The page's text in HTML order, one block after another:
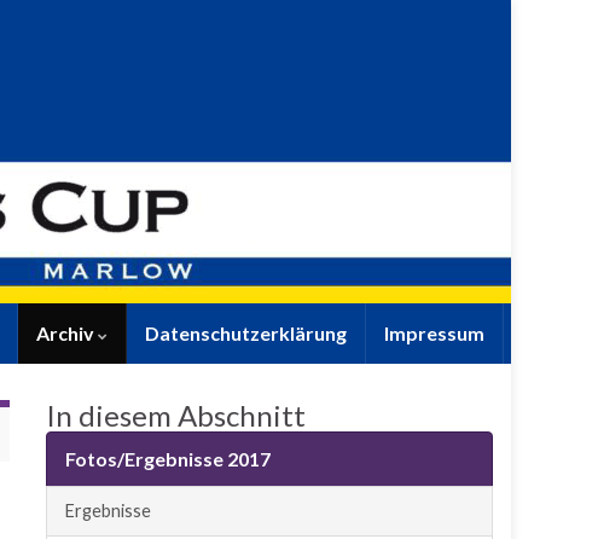
Archiv Datenschutzerklärung Impressum
In diesem Abschnitt
Fotos/Ergebnisse 2017
Ergebnisse